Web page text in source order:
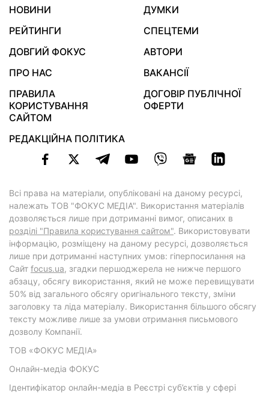
НОВИНИ
ДУМКИ
РЕЙТИНГИ
СПЕЦТЕМИ
ДОВГИЙ ФОКУС
АВТОРИ
ПРО НАС
ВАКАНСІЇ
ПРАВИЛА
КОРИСТУВАННЯ
САЙТОМ
ДОГОВІР ПУБЛІЧНОЇ
ОФЕРТИ
РЕДАКЦІЙНА ПОЛІТИКА
Всі права на матеріали, опубліковані на даному ресурсі,
належать ТОВ "ФОКУС МЕДІА". Використання матеріалів
дозволяється лише при дотриманні вимог, описаних в
розділі "Правила користування сайтом". Використовувати
інформацію, розміщену на даному ресурсі, дозволяється
лише при дотриманні наступних умов: гіперпосилання на
Cайт focus.ua, згадки першоджерела не нижче першого
абзацу, обсягу використання, який не може перевищувати
50% від загального обсягу оригінального тексту, зміни
заголовку та ліда матеріалу. Використання більшого обсягу
тексту можливе лише за умови отримання письмового
дозволу Компанії.
ТОВ «ФОКУС МЕДІА»
Онлайн-медіа ФОКУС
Ідентифікатор онлайн-медіа в Реєстрі суб’єктів у сфері